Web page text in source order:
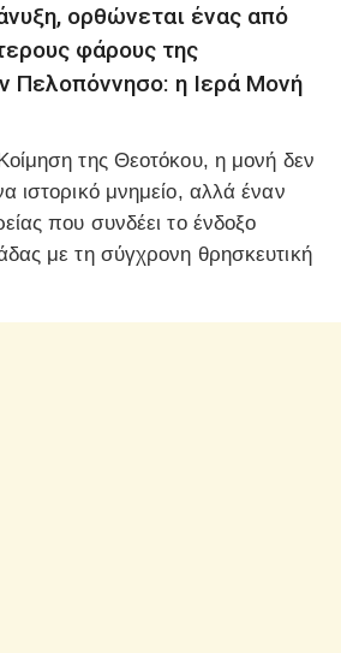
ορθώνεται ένας από
φάρους της
Πελοπόννησο: η Ιερά Μονή
της Θεοτόκου, η μονή δεν
ιστορικό μνημείο, αλλά έναν
που συνδέει το ένδοξο
με τη σύγχρονη θρησκευτική